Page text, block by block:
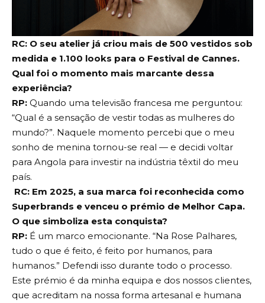
RC: O seu atelier já criou mais de 500 vestidos sob
medida e 1.100 looks para o Festival de Cannes.
Qual foi o momento mais marcante dessa
experiência?
RP: Quando uma televisão francesa me perguntou:
“Qual é a sensação de vestir todas as mulheres do
mundo?”. Naquele momento percebi que o meu
sonho de menina tornou-se real — e decidi voltar
para Angola para investir na indústria têxtil do meu
país.
RC: Em 2025, a sua marca foi reconhecida como
Superbrands e venceu o prémio de Melhor Capa.
O que simboliza esta conquista?
RP: É um marco emocionante. “Na Rose Palhares,
tudo o que é feito, é feito por humanos, para
humanos.” Defendi isso durante todo o processo.
Este prémio é da minha equipa e dos nossos clientes,
que acreditam na nossa forma artesanal e humana